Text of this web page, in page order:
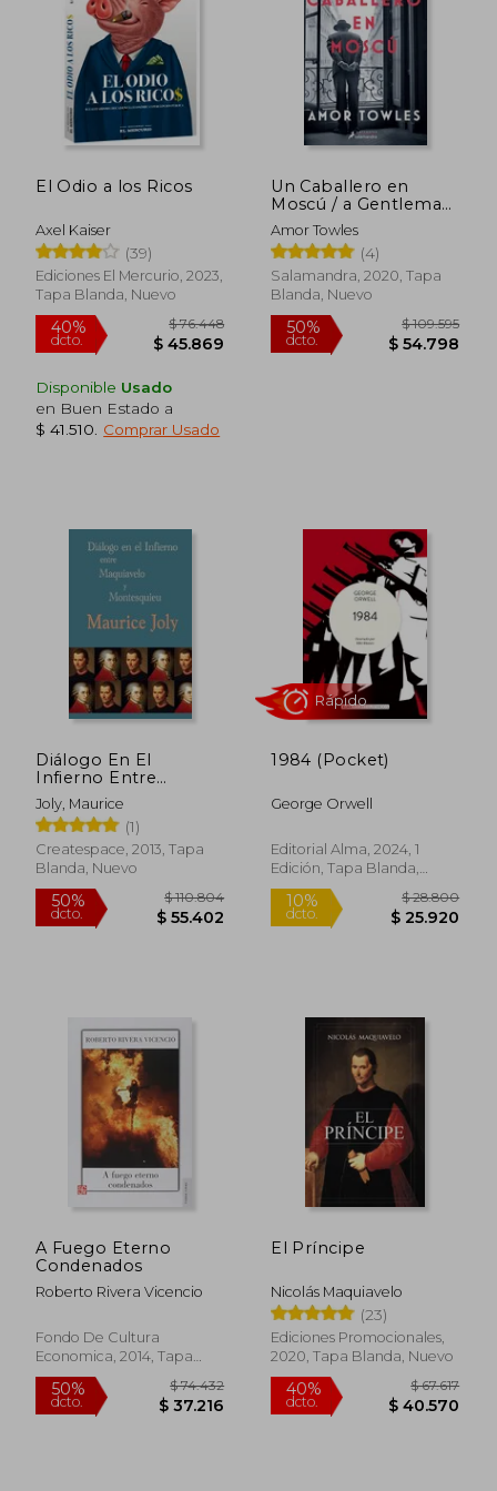
50%
dcto. $ 45.566
10%
dcto.
10%
dcto. $ 33.768
Rápido
4%
dcto.
El Odio a los Ricos
Axel Kaiser
(39)
Ediciones El Mercurio, 2023,
Tapa Blanda, Nuevo
40%
dcto.
Disponible Usado
en Buen Estado a
$ 41.510
Comprar Usado
Un Caballero en
Moscú / a Gentleman
in Moscow de Amor
Towles(Salamandra)
Amor Towles
(4)
Salamandra, 2020, Tapa
Blanda, Nuevo
50%
dcto.
Diálogo En El
Infierno Entre
Maquiavelo Y
Montesquieu (spanish
Edition)
Joly, Maurice
(1)
Createspace, 2013, Tapa
Blanda, Nuevo
1984 (Pocket)
George Orwell
Editorial Alma, 2024, 1
Edición, Tapa Blanda,
Nuevo
A Fuego Eterno
Condenados
Roberto Rivera Vicencio
Fondo De Cultura
Economica, 2014, Tapa
Blanda, Nuevo
El Príncipe
Nicolás Maquiavelo
(23)
Ediciones Promocionales,
2020, Tapa Blanda, Nuevo